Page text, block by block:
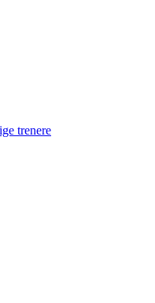
trenere